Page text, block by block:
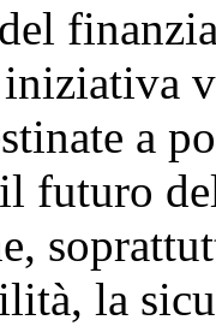
a
futuro
la